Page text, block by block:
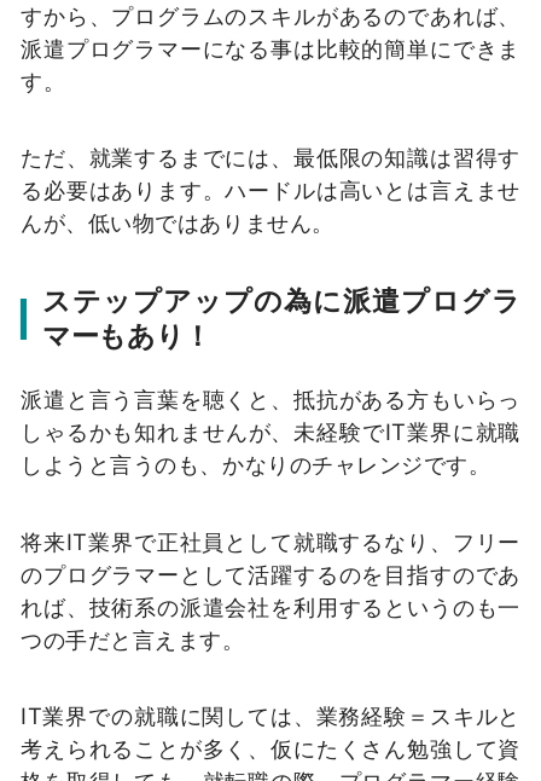
すから、プログラムのスキルがあるのであれば、
派遣プログラマーになる事は比較的簡単にできま
す。
ただ、就業するまでには、最低限の知識は習得す
る必要はあります。ハードルは高いとは言えませ
んが、低い物ではありません。
ステップアップの為に派遣プログラ
マーもあり！
派遣と言う言葉を聴くと、抵抗がある方もいらっ
しゃるかも知れませんが、未経験でIT業界に就職
しようと言うのも、かなりのチャレンジです。
将来IT業界で正社員として就職するなり、フリー
のプログラマーとして活躍するのを目指すのであ
れば、技術系の派遣会社を利用するというのも一
つの手だと言えます。
IT業界での就職に関しては、業務経験＝スキルと
考えられることが多く、仮にたくさん勉強して資